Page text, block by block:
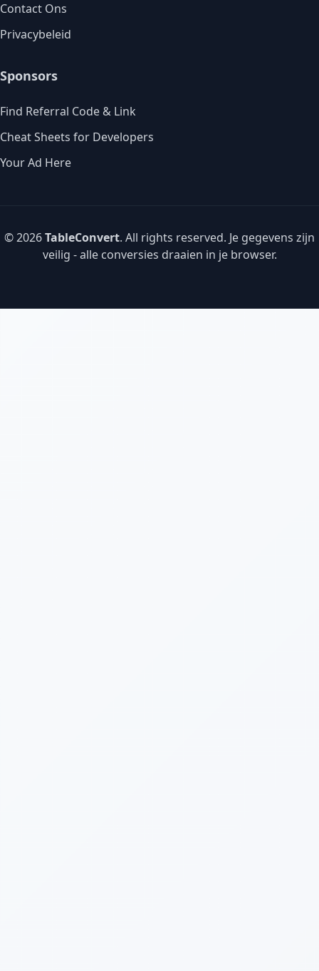
Contact Ons
Privacybeleid
Sponsors
Find Referral Code & Link
Cheat Sheets for Developers
Your Ad Here
© 2026TableConvert. All rights reserved. Je gegevens zijn
veilig - alle conversies draaien in je browser.